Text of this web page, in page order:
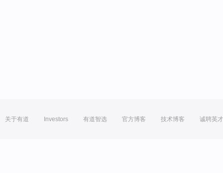
关于有道 Investors 有道智选 官方博客 技术博客 诚聘英才